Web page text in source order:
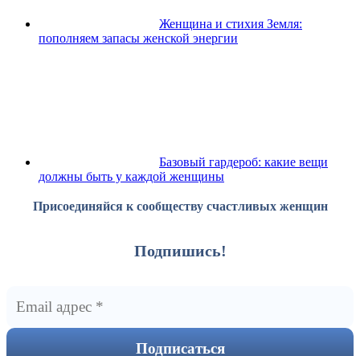
Женщина и стихия Земля:
пополняем запасы женской энергии
Базовый гардероб: какие вещи
должны быть у каждой женщины
Присоединяйся к сообществу счастливых женщин
Подпишись!